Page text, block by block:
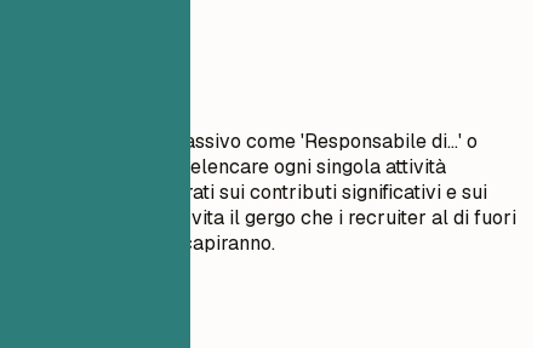
Evita il linguaggio passivo come 'Responsabile di...' o
'Incaricato di...'. Non elencare ogni singola attività
quotidiana; concentrati sui contributi significativi e sui
risultati misurabili. Evita il gergo che i recruiter al di fuori
del tuo settore non capiranno.